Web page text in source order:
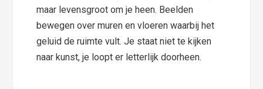
maar levensgroot om je heen. Beelden
bewegen over muren en vloeren waarbij het
geluid de ruimte vult. Je staat niet te kijken
naar kunst, je loopt er letterlijk doorheen.